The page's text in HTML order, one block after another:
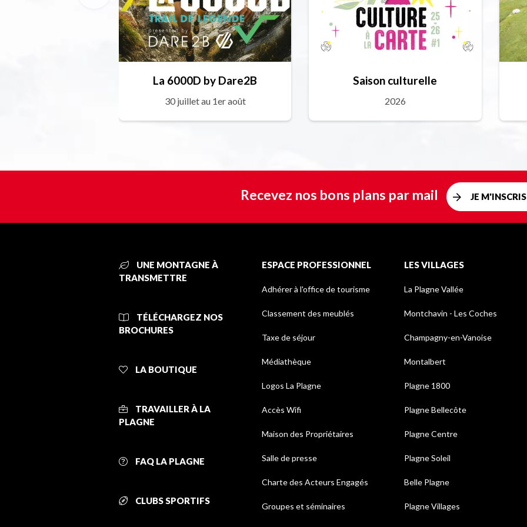
La 6000D by Dare2B
30 juillet au 1er août
Saison culturelle
2026
Recevez nos bons plans par mail JE M'INSCRIS
UNE MONTAGNE À
TRANSMETTRE
TÉLÉCHARGEZ NOS
BROCHURES
LA BOUTIQUE
TRAVAILLER À LA
PLAGNE
FAQ LA PLAGNE
CLUBS SPORTIFS
ESPACE PROFESSIONNEL
Adhérer à l'office de tourisme
Classement des meublés
Taxe de séjour
Médiathèque
Logos La Plagne
Accès Wifi
Maison des Propriétaires
Salle de presse
Charte des Acteurs Engagés
Groupes et séminaires
LES VILLAGES
La Plagne Vallée
Montchavin - Les Coches
Champagny-en-Vanoise
Montalbert
Plagne 1800
Plagne Bellecôte
Plagne Centre
Plagne Soleil
Belle Plagne
Plagne Villages